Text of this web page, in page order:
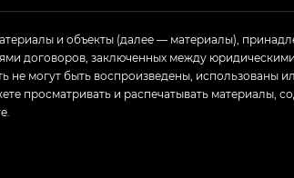
и объекты (далее — материалы),
договоров, заключенных между
могут быть воспроизведены, использованы
просматривать и распечатывать материалы,